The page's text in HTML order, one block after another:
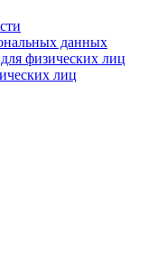
данных
физических лиц
лиц